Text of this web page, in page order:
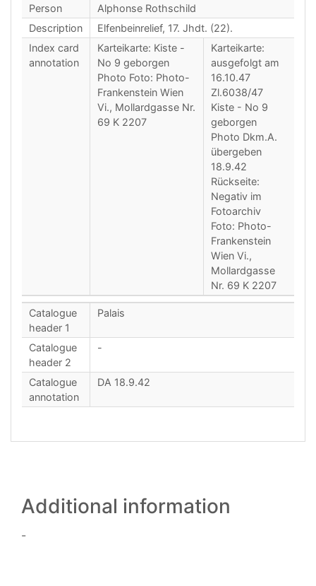
Person
Alphonse Rothschild
Description
Elfenbeinrelief, 17. Jhdt. (22).
Index card
annotation
Karteikarte: Kiste -
No 9 geborgen
Photo Foto: Photo-
Frankenstein Wien
Vi., Mollardgasse Nr.
69 K 2207
Karteikarte:
ausgefolgt am
16.10.47
Zl.6038/47
Kiste - No 9
geborgen
Photo Dkm.A.
übergeben
18.9.42
Rückseite:
Negativ im
Fotoarchiv
Foto: Photo-
Frankenstein
Wien Vi.,
Mollardgasse
Nr. 69 K 2207
Catalogue
header 1
Palais
Catalogue
header 2
-
Catalogue
annotation
DA 18.9.42
Additional information
-